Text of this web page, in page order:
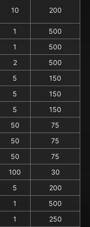
10 200
1
500
1
500
2
500
5
150
5
150
5
150
50
75
50
75
50
75
100
30
5
200
1
500
1
250